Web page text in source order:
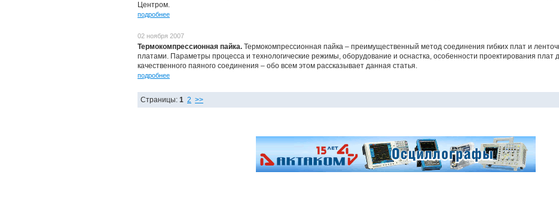
Центром.
подробнее
02 ноября 2007
Термокомпрессионная пайка. Термокомпрессионная пайка – преимущественный метод соединения гибких плат и
платами. Параметры процесса и технологические режимы, оборудование и оснастка, особенности проектирования плат
качественного паяного соединения – обо всем этом рассказывает данная статья.
подробнее
Страницы: 1 2 >>